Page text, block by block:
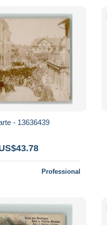
- 13636439
Professional